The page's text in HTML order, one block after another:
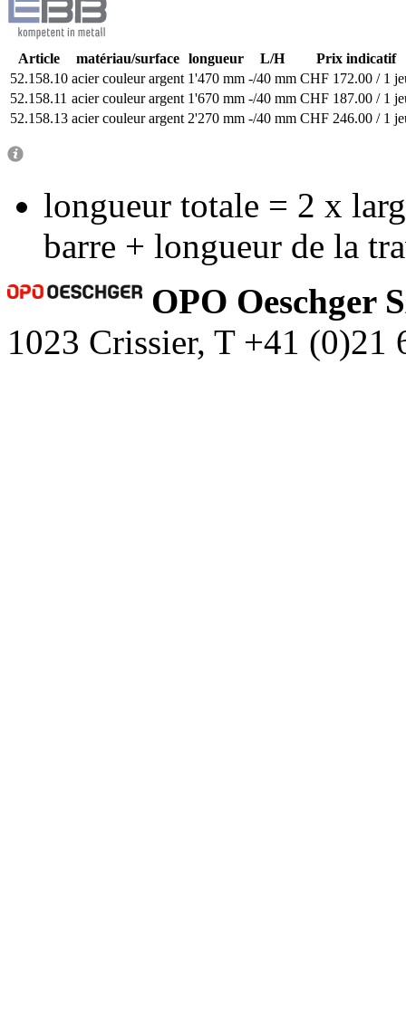
Article matériau/surface longueur L/H
Prix indicatif
52.158.10 acier couleur argent 1'470 mm -/40 mm CHF 172.00 / 1
52.158.11 acier couleur argent 1'670 mm -/40 mm CHF 187.00 / 1
52.158.13 acier couleur argent 2'270 mm -/40 mm CHF 246.00 / 1
longueur totale = 2 x
barre + longueur de la
OPO Oeschger
1023 Crissier, T +41 (0)21